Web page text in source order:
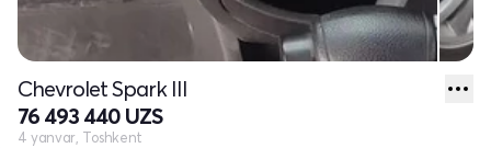
Chevrolet Spark III
76 493 440 UZS
4 yanvar, Toshkent